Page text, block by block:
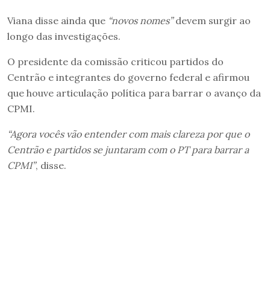
Viana disse ainda que “novos nomes”devem surgir ao
longo das investigações.
O presidente da comissão criticou partidos do
Centrão e integrantes do governo federal e afirmou
que houve articulação política para barrar o avanço da
CPMI.
“Agora vocês vão entender com mais clareza por que o
Centrão e partidos se juntaram com o PT para barrar a
CPMI”, disse.